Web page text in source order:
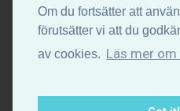
Om du fortsätter att
förutsätter vi att du
av cookies. Läs mer om
Copyright © Wednesday
117 30 Stockholm | +46